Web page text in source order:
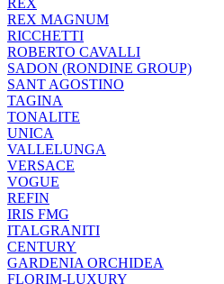
REX
REX MAGNUM
RICCHETTI
ROBERTO CAVALLI
SADON (RONDINE GROUP)
SANT AGOSTINO
TAGINA
TONALITE
UNICA
VALLELUNGA
VERSACE
VOGUE
REFIN
IRIS FMG
ITALGRANITI
CENTURY
GARDENIA ORCHIDEA
FLORIM-LUXURY